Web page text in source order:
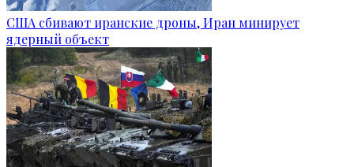
США сбивают иранские дроны, Иран минирует
ядерный объект